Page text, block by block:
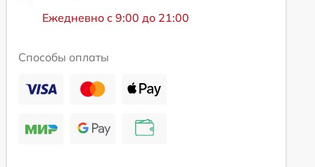
Ежедневно с 9:00 до 21:00
Способы оплаты